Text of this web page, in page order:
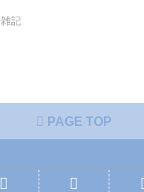
雑記
PAGE TOP
© 2026 液晶の向こう側.